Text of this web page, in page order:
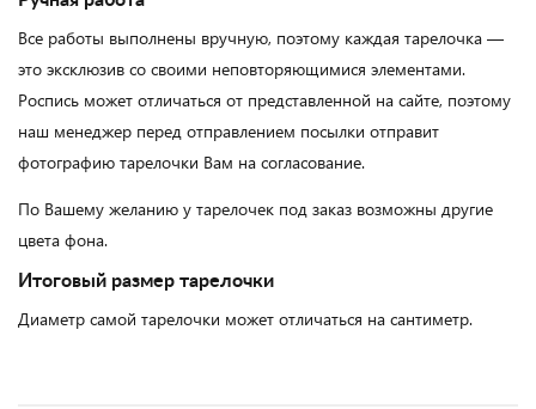
Все работы выполнены вручную, поэтому каждая тарелочка —
это эксклюзив со своими неповторяющимися элементами.
Роспись может отличаться от представленной на сайте, поэтому
наш менеджер перед отправлением посылки отправит
фотографию тарелочки Вам на согласование.
По Вашему желанию у тарелочек под заказ возможны другие
цвета фона.
Итоговый размер тарелочки
Диаметр самой тарелочки может отличаться на сантиметр.